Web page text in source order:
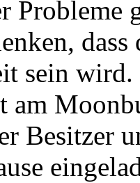
sein wird.
am
Besitzer